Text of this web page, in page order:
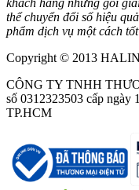
thể chuyển đổi số hiệu
phẩm dịch vụ một cách
Copyright © 2013
CÔNG TY TNHH
số 0312323503 cấp
TP.HCM